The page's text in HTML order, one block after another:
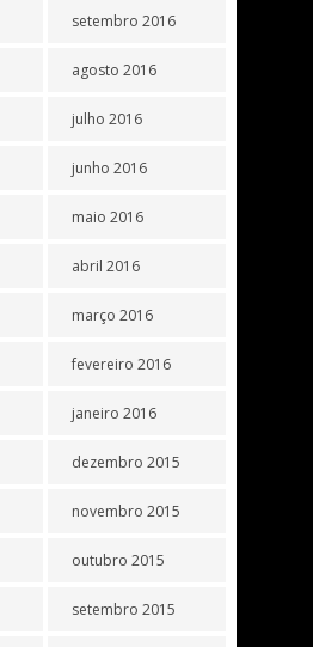
setembro 2016
agosto 2016
julho 2016
junho 2016
maio 2016
abril 2016
março 2016
fevereiro 2016
janeiro 2016
dezembro 2015
novembro 2015
outubro 2015
setembro 2015